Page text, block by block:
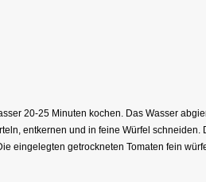
20-25 Minuten kochen. Das Wasser
entkernen und in feine Würfel
eingelegten getrockneten Tomaten fein